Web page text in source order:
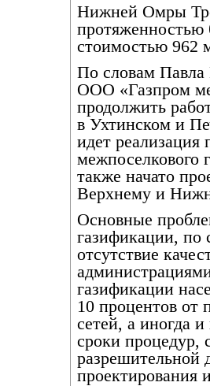
Нижней Омры
протяженностью
стоимостью 962
По словам Павла
ООО «Газпром
продолжить
в Ухтинском и
идет реализация
межпоселкового
также начато
Верхнему и
Основные
газификации, по
отсутствие
газификации
10 процентов от
сетей, а иногда
сроки процедур,
разрешительной
проектирования